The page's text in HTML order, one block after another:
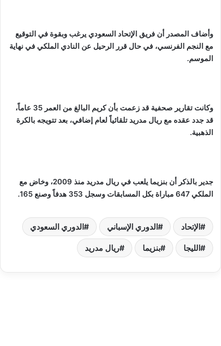
وأضاف المصدر أن فريق الإتحاد السعودي يرغب وبقوة في التوقيع
مع النجم الفرنسي، في حال قرر الرحيل عن النادي الملكي في نهاية
الموسم.
وكانت تقارير صحفية قد زعمت بأن كريم البالغ من العمر 35 عاماً،
قد جدد عقده مع ريال مدريد تلقائياً لعام إضافي، بعد تتويجه بالكرة
الذهبية.
جدير بالذكر أن بنزيما يلعب في ريال مدريد منذ 2009، وخاض مع
الملكي 647 مباراة بكل المسابقات وسجل 353 هدفاً وصنع 165.
الإتحاد الدوري الإسباني الدوري السعودي
الليجا بنزيما ريال مدريد